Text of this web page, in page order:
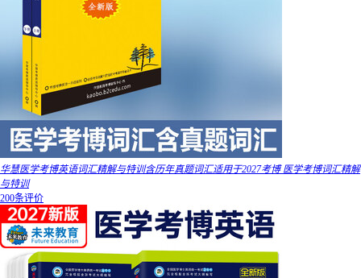
华慧医学考博英语词汇精解与特训含历年真题词汇适用于2027考博 医学考博词汇精解
与特训
200条评价